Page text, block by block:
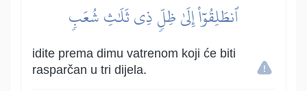
ٱنطَلِقُوٓاْ إِلَىٰ ظِلّٖ ذِي ثَلَٰثِ شُعَبٖ
idite prema dimu vatrenom koji će biti
rasparčan u tri dijela.